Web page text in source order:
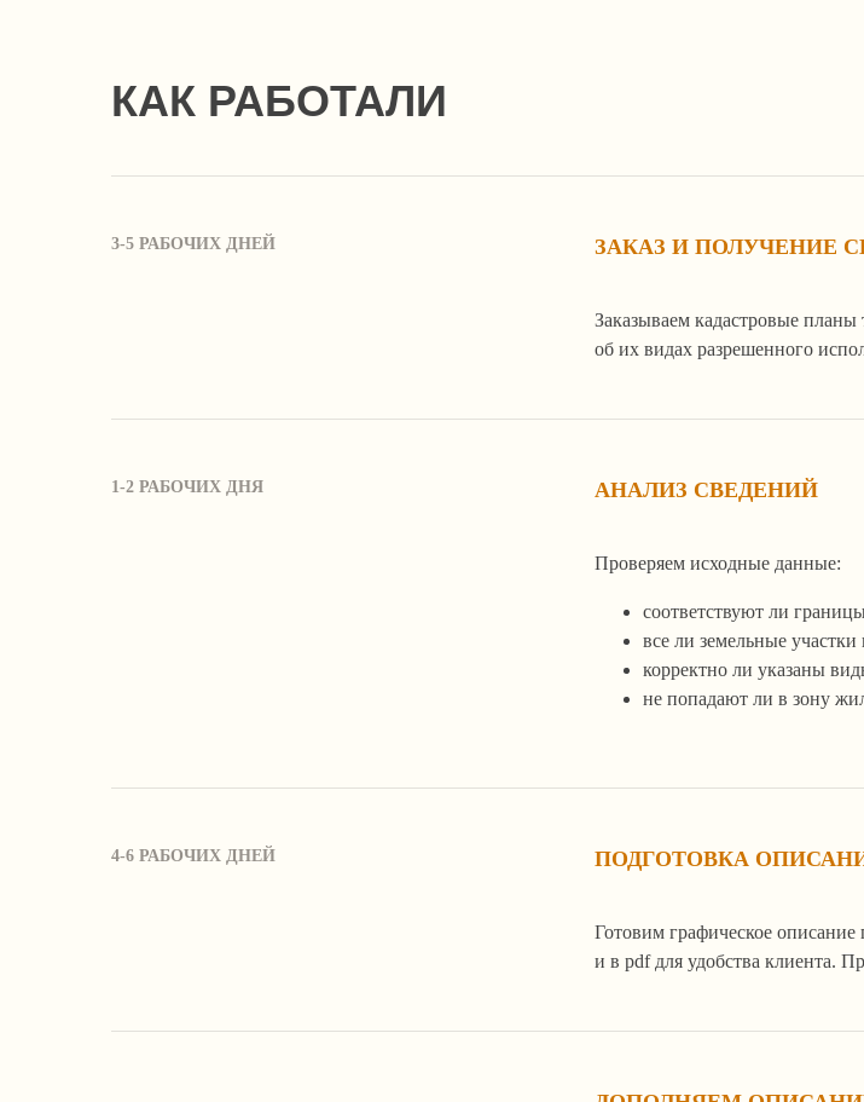
КАК РАБОТАЛИ
3-5 РАБОЧИХ ДНЕЙ ЗАКАЗ И ПОЛУЧЕНИЕ
Заказываем кадастровые
об их видах разрешенного
1-2 РАБОЧИХ ДНЯ АНАЛИЗ СВЕДЕНИЙ
Проверяем исходные данные:
соответствуют ли
все ли земельные
корректно ли указаны
не попадают ли в зону
4-6 РАБОЧИХ ДНЕЙ ПОДГОТОВКА
Готовим графическое
и в pdf для удобства клиента.